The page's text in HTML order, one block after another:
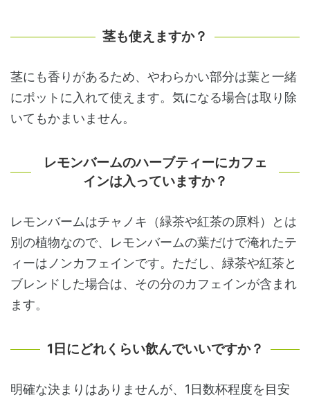
茎も使えますか？
茎にも香りがあるため、やわらかい部分は葉と一緒
にポットに入れて使えます。気になる場合は取り除
いてもかまいません。
レモンバームのハーブティーにカフェ
インは入っていますか？
レモンバームはチャノキ（緑茶や紅茶の原料）とは
別の植物なので、レモンバームの葉だけで淹れたテ
ィーはノンカフェインです。ただし、緑茶や紅茶と
ブレンドした場合は、その分のカフェインが含まれ
ます。
1日にどれくらい飲んでいいですか？
明確な決まりはありませんが、1日数杯程度を目安